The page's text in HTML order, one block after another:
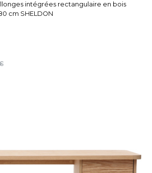
intégrées rectangulaire en bois
cm SHELDON